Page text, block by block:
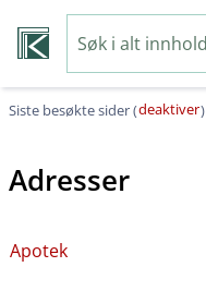
Siste besøkte sider (deaktiver)
Adresser
Apotek